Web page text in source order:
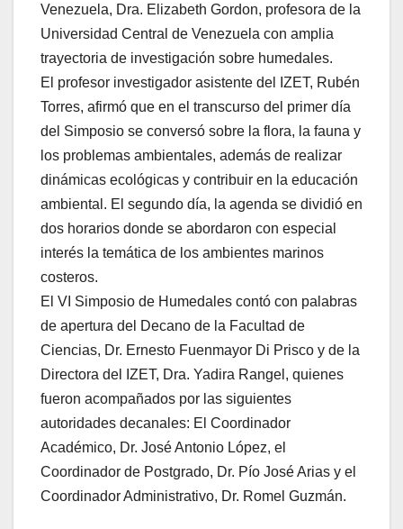
Venezuela, Dra. Elizabeth Gordon, profesora de la
Universidad Central de Venezuela con amplia
trayectoria de investigación sobre humedales.
El profesor investigador asistente del IZET, Rubén
Torres, afirmó que en el transcurso del primer día
del Simposio se conversó sobre la flora, la fauna y
los problemas ambientales, además de realizar
dinámicas ecológicas y contribuir en la educación
ambiental. El segundo día, la agenda se dividió en
dos horarios donde se abordaron con especial
interés la temática de los ambientes marinos
costeros.
El VI Simposio de Humedales contó con palabras
de apertura del Decano de la Facultad de
Ciencias, Dr. Ernesto Fuenmayor Di Prisco y de la
Directora del IZET, Dra. Yadira Rangel, quienes
fueron acompañados por las siguientes
autoridades decanales: El Coordinador
Académico, Dr. José Antonio López, el
Coordinador de Postgrado, Dr. Pío José Arias y el
Coordinador Administrativo, Dr. Romel Guzmán.